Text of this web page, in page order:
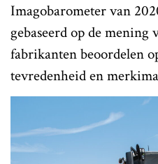
Imagobarometer van
gebaseerd op de mening
fabrikanten beoordelen
tevredenheid en